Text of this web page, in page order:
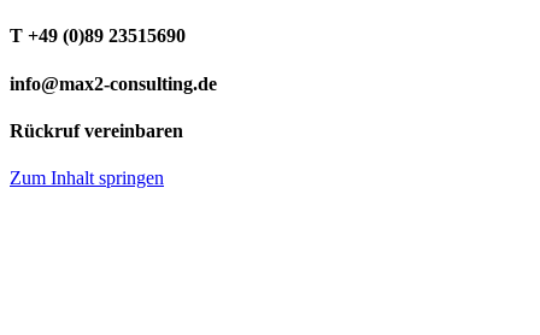
T +49 (0)89 23515690
info@max2-consulting.de
Rückruf vereinbaren
Zum Inhalt springen